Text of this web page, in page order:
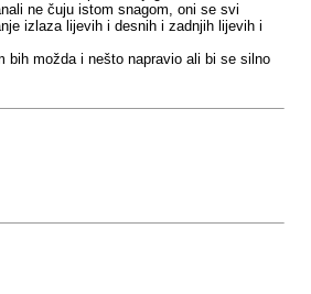
ne čuju istom snagom, oni se svi
izlaza lijevih i desnih i zadnjih lijevih i
bih možda i nešto napravio ali bi se silno